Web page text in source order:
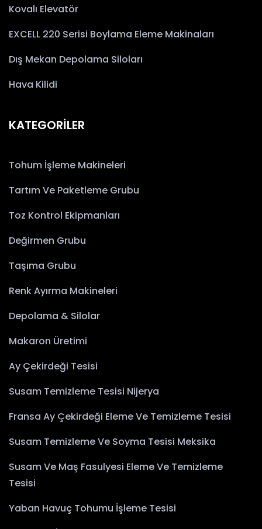
Kovalı Elevatör
EXCELL 220 Serisi Boylama Eleme Makinaları
Dış Mekan Depolama Siloları
Hava Kilidi
KATEGORİLER
Tohum İşleme Makineleri
Tartım Ve Paketleme Grubu
Toz Kontrol Ekipmanları
Değirmen Grubu
Taşıma Grubu
Renk Ayırma Makineleri
Depolama & Silolar
Makaron Üretimi
Ay Çekirdeği Tesisi
Susam Temizleme Tesisi Nijerya
Fransa Ay Çekirdeği Eleme Ve Temizleme Tesisi
Susam Temizleme Ve Soyma Tesisi Meksika
Susam Ve Maş Fasulyesi Eleme Ve Temizleme
Tesisi
Yaban Havuç Tohumu İşleme Tesisi